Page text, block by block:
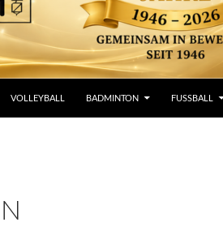
VOLLEYBALL BADMINTON FUSSBALL